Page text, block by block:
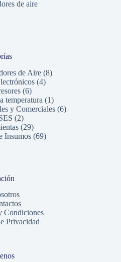
de aire
de Aire 88
44
66
productos
temperatura 11
producto
y Comerciales 66
22
productos
2929
productos
Insumos 6969
Condiciones
Privacidad